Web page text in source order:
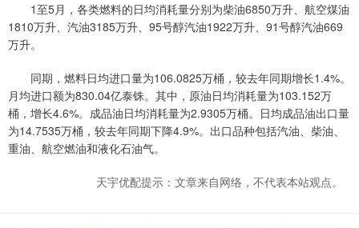
1至5月，各类燃料的日均消耗量分别为柴油6850万升、航空煤油
1810万升、汽油3185万升、95号醇汽油1922万升、91号醇汽油669
万升。
同期，燃料日均进口量为106.0825万桶，较去年同期增长1.4%。
月均进口额为830.04亿泰铢。其中，原油日均消耗量为103.152万
桶，增长4.6%。成品油日均消耗量为2.9305万桶。日均成品油出口量
为14.7535万桶，较去年同期下降4.9%。出口品种包括汽油、柴油、
重油、航空燃油和液化石油气。
天宇优配提示：文章来自网络，不代表本站观点。